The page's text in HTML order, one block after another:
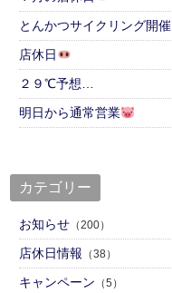
とんかつサイクリング開催
店休日
２９℃予想…
明日から通常営業
カテゴリー
お知らせ （200）
店休日情報 （38）
キャンペーン （5）